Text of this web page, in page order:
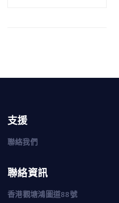
支援
聯絡我們
聯絡資訊
香港觀塘鴻圖道88號